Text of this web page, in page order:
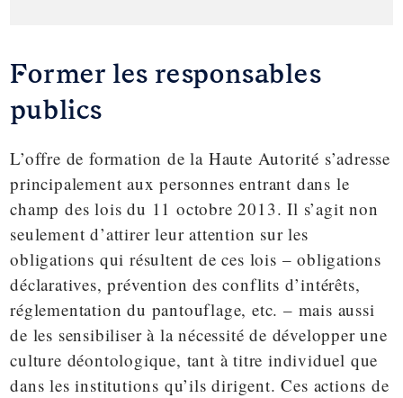
Former les responsables
publics
L’offre de formation de la Haute Autorité s’adresse
principalement aux personnes entrant dans le
champ des lois du 11 octobre 2013. Il s’agit non
seulement d’attirer leur attention sur les
obligations qui résultent de ces lois – obligations
déclaratives, prévention des conflits d’intérêts,
réglementation du pantouflage, etc. – mais aussi
de les sensibiliser à la nécessité de développer une
culture déontologique, tant à titre individuel que
dans les institutions qu’ils dirigent. Ces actions de